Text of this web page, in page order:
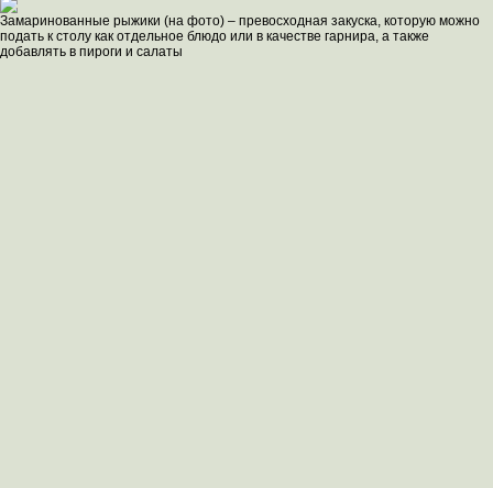
Замаринованные рыжики (на фото) – превосходная закуска, которую можно
подать к столу как отдельное блюдо или в качестве гарнира, а также
добавлять в пироги и салаты